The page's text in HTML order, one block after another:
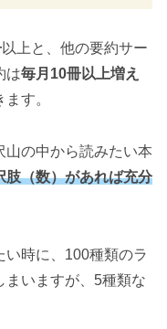
以上と、他の要約サー
は毎月10冊以上増え
す。
の中から読みたい本
肢（数）があれば充分
い時に、100種類のラ
まいますが、5種類な